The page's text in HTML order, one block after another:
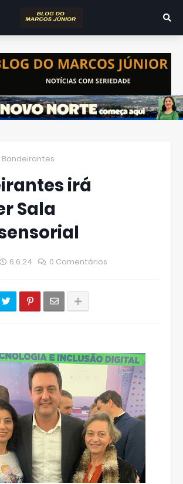
Bandeirantes
irá
Sala
6.6.24 0 Comentários